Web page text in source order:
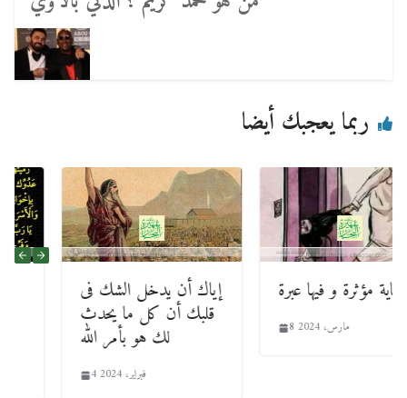
ربما يعجبك أيضا
إياك أن يدخل الشك فى
قلبك أن كل ما يحدث
لك هو بأمر الله
4 فبراير، 2024
حكاية مؤثرة و فيها عبرة
8 مارس، 2024